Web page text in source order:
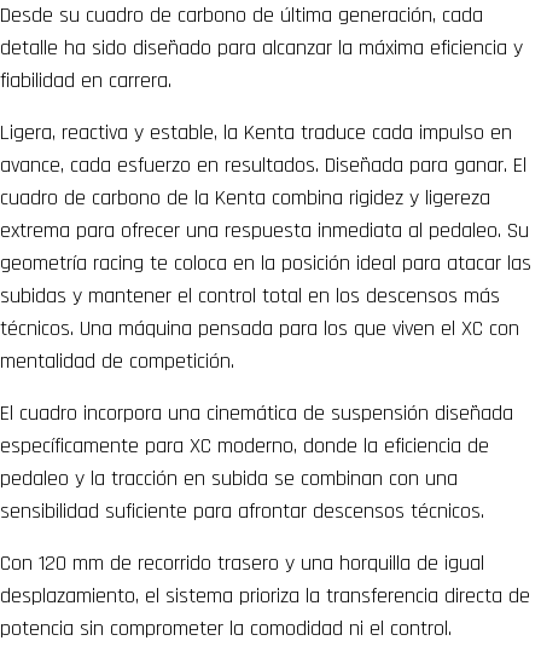
Desde su cuadro de carbono de última generación, cada
detalle ha sido diseñado para alcanzar la máxima eficiencia y
fiabilidad en carrera.
Ligera, reactiva y estable, la Kenta traduce cada impulso en
avance, cada esfuerzo en resultados. Diseñada para ganar. El
cuadro de carbono de la Kenta combina rigidez y ligereza
extrema para ofrecer una respuesta inmediata al pedaleo. Su
geometría racing te coloca en la posición ideal para atacar las
subidas y mantener el control total en los descensos más
técnicos. Una máquina pensada para los que viven el XC con
mentalidad de competición.
El cuadro incorpora una cinemática de suspensión diseñada
específicamente para XC moderno, donde la eficiencia de
pedaleo y la tracción en subida se combinan con una
sensibilidad suficiente para afrontar descensos técnicos.
Con 120 mm de recorrido trasero y una horquilla de igual
desplazamiento, el sistema prioriza la transferencia directa de
potencia sin comprometer la comodidad ni el control.